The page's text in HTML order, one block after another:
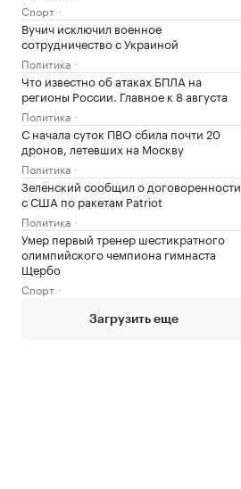
Спорт
Вучич исключил военное
сотрудничество с Украиной
Политика
Что известно об атаках БПЛА на
регионы России. Главное к 8 августа
Политика
С начала суток ПВО сбила почти 20
дронов, летевших на Москву
Политика
Зеленский сообщил о договоренности
с США по ракетам Patriot
Политика
Умер первый тренер шестикратного
олимпийского чемпиона гимнаста
Щербо
Спорт
Загрузить еще